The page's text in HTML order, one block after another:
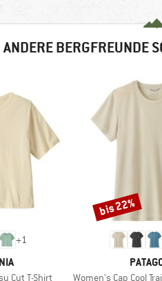
ANDERE BERGFREUNDE
+1
Cut T-Shirt
MARKE
Artikel
Women's Cap Cool
Rabatt
bis 22%